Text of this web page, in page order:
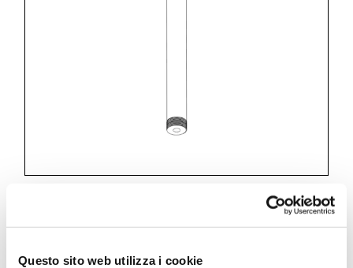
Questo sito web utilizza i cookie
Ceiling shower arm ø 21 mm L. 300
mm